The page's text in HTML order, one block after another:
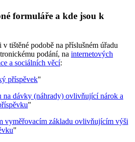
formuláře a kde jsou k
tištěné podobě na příslušném úřadu
podání, na internetových
a sociálních věcí:
příspěvek"
na dávky (náhrady) ovlivňující nárok a
"
vyměřovacím základu ovlivňujícím výši
"